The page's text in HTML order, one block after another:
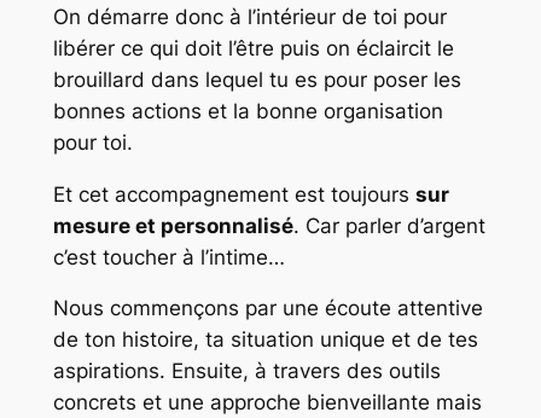
On démarre donc à l’intérieur de toi pour
libérer ce qui doit l’être puis on éclaircit le
brouillard dans lequel tu es pour poser les
bonnes actions et la bonne organisation
pour toi.
Et cet accompagnement est toujours sur
mesure et personnalisé. Car parler d’argent
c’est toucher à l’intime…
Nous commençons par une écoute attentive
de ton histoire, ta situation unique et de tes
aspirations. Ensuite, à travers des outils
concrets et une approche bienveillante mais